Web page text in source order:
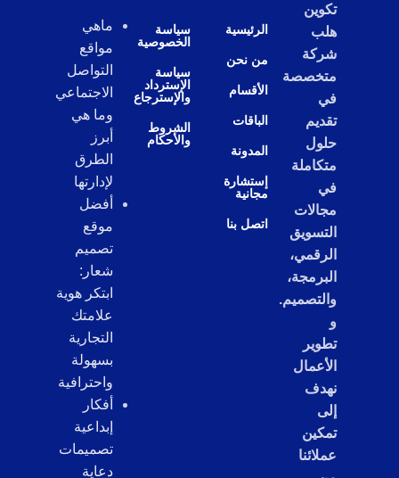
تكوين
هلب
شركة
متخصصة
في
تقديم
حلول
متكاملة
في
مجالات
التسويق
الرقمي،
البرمجة،
والتصميم.
و
تطوير
الأعمال
نهدف
إلى
تمكين
عملائنا
الرئيسية
من نحن
الأقسام
الباقات
المدونة
إستشارة
مجانية
اتصل بنا
سياسة
الخصوصية
سياسة
الإسترداد
والإسترجاع
الشروط
والأحكام
ماهي
مواقع
التواصل
الاجتماعي
وما هي
أبرز
الطرق
لإدارتها
أفضل
موقع
تصميم
شعار:
ابتكر هوية
علامتك
التجارية
بسهولة
واحترافية
أفكار
إبداعية
تصميمات
دعاية